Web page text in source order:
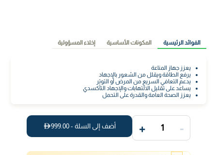
الفوائد الرئيسية المكونات الأساسية إخلاء المسؤولية
يعزز جهاز المناعة
يرفع الطاقة ويقلل من الشعور بالإجهاد
يدعم التعافي السريع من المرض أو التوتر
يساعد على تقليل الالتهابات والإجهاد التأكسدي
يعزز الصحة العامة والقدرة على التحمل
-
1
+ أضف إلى السلة -999.00